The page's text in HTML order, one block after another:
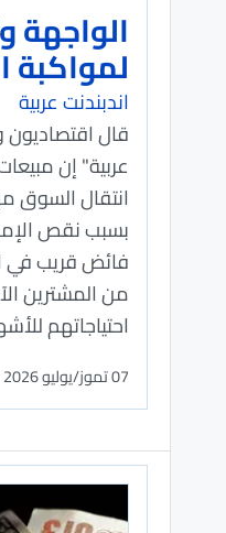
الواجهة
لمواكبة
اندبندنت عربية
قال اقتصاديون
عربية" إن
انتقال السوق
بسبب نقص
فائض قريب في
من المشترين
احتياجاتهم
07 تموز/يوليو 2026